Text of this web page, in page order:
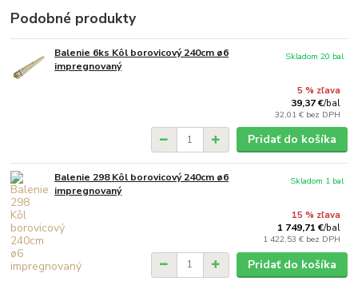
Podobné produkty
Balenie 6ks Kôl borovicový 240cm ø6
impregnovaný
5 % zľava
39,37 €/bal
32,01 € bez DPH
Skladom 20 bal
Pridať do košíka
Balenie 298 Kôl borovicový 240cm ø6
impregnovaný
15 % zľava
1 749,71 €/bal
1 422,53 € bez DPH
Skladom 1 bal
Pridať do košíka